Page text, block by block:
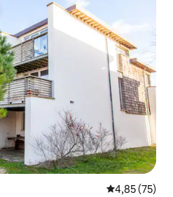
4,85 de uma
4,85 (75)